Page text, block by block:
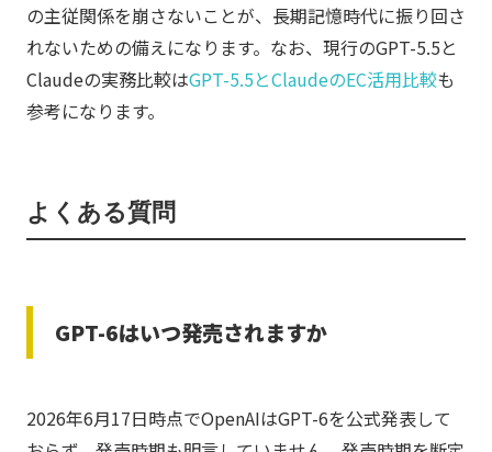
の主従関係を崩さないことが、長期記憶時代に振り回さ
れないための備えになります。なお、現行のGPT-5.5と
Claudeの実務比較はGPT-5.5とClaudeのEC活用比較も
参考になります。
よくある質問
GPT-6はいつ発売されますか
2026年6月17日時点でOpenAIはGPT-6を公式発表して